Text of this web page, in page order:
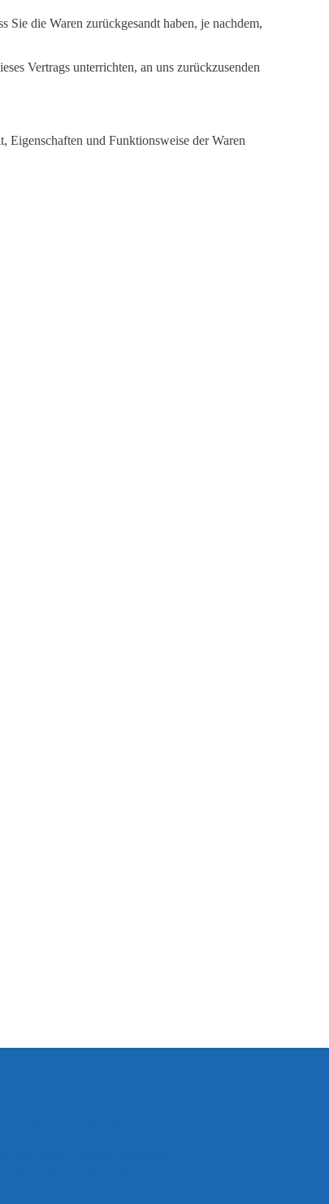
Sie die Waren zurückgesandt haben, je nachdem,
ieses Vertrags unterrichten, an uns zurückzusenden
Eigenschaften und Funktionsweise derWaren